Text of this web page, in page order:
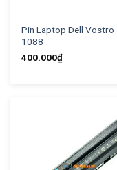
Pin Laptop Dell Vostro
1088
400.000₫